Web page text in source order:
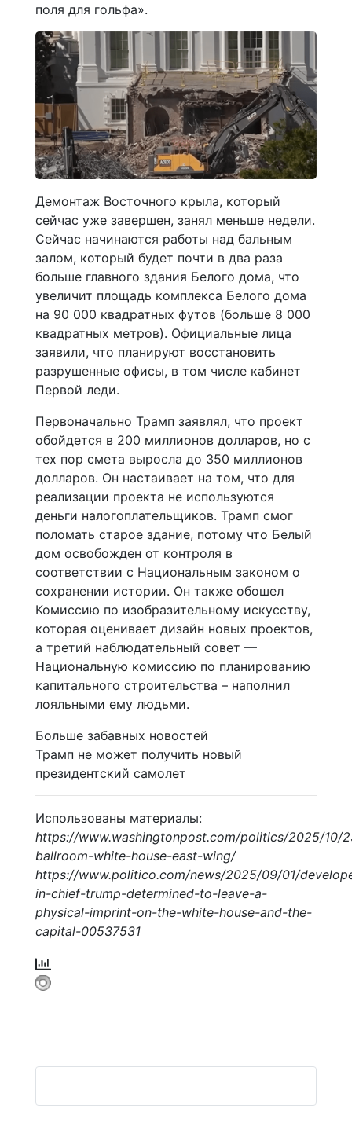
поля для гольфа».
Демонтаж Восточного крыла, который
сейчас уже завершен, занял меньше недели.
Сейчас начинаются работы над бальным
залом, который будет почти в два раза
больше главного здания Белого дома, что
увеличит площадь комплекса Белого дома
на 90 000 квадратных футов (больше 8 000
квадратных метров). Официальные лица
заявили, что планируют восстановить
разрушенные офисы, в том числе кабинет
Первой леди.
Первоначально Трамп заявлял, что проект
обойдется в 200 миллионов долларов, но с
тех пор смета выросла до 350 миллионов
долларов. Он настаивает на том, что для
реализации проекта не используются
деньги налогоплательщиков. Трамп смог
поломать старое здание, потому что Белый
дом освобожден от контроля в
соответствии с Национальным законом о
сохранении истории. Он также обошел
Комиссию по изобразительному искусству,
которая оценивает дизайн новых проектов,
а третий наблюдательный совет —
Национальную комиссию по планированию
капитального строительства – наполнил
лояльными ему людьми.
Больше забавных новостей
Трамп не может получить новый
президентский самолет
Использованы материалы:
https://www.washingtonpost.com/politics/2025/10/
ballroom-white-house-east-wing/
https://www.politico.com/news/2025/09/01/
in-chief-trump-determined-to-leave-a-
physical-imprint-on-the-white-house-and-the-
capital-00537531